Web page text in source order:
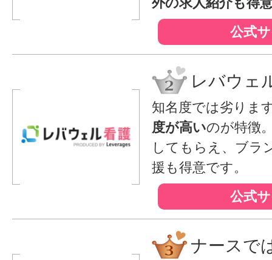
公式
レバウェ
知名度では劣りま
度が高いのが特徴
してもらえ、ブラ
援も得意です。
公式
ナースで